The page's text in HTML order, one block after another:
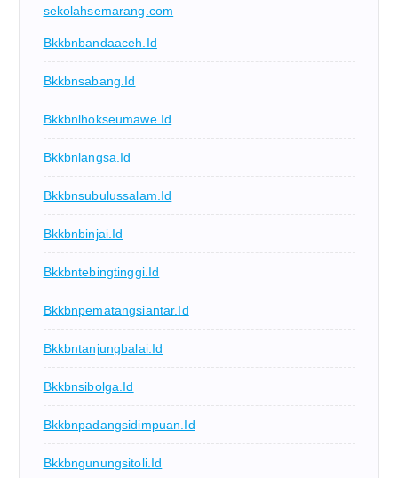
sekolahsemarang.com
Bkkbnbandaaceh.id
Bkkbnsabang.id
Bkkbnlhokseumawe.id
Bkkbnlangsa.id
Bkkbnsubulussalam.id
Bkkbnbinjai.id
Bkkbntebingtinggi.id
Bkkbnpematangsiantar.id
Bkkbntanjungbalai.id
Bkkbnsibolga.id
Bkkbnpadangsidimpuan.id
Bkkbngunungsitoli.id